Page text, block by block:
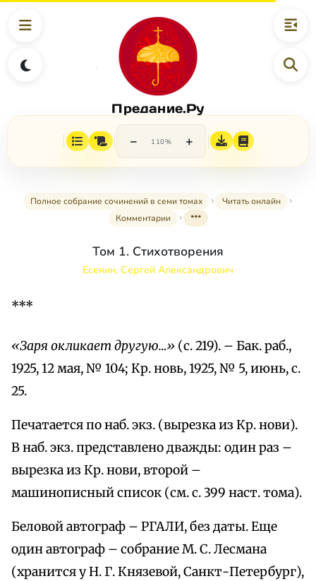
Предание.Ру
− 110% +
Полное собрание сочинений в семи томах
Читать онлайн
Комментарии
***
Том 1. Стихотворения
Есенин, Сергей Александрович
***
«Заря окликает другую…» (с. 219). – Бак. раб.,
1925, 12 мая, № 104; Кр. новь, 1925, № 5, июнь, с.
25.
Печатается по наб. экз. (вырезка из Кр. нови).
В наб. экз. представлено дважды: один раз –
вырезка из Кр. нови, второй –
машинописный список (см. с. 399 наст. тома).
Беловой автограф – РГАЛИ, без даты. Еще
один автограф – собрание М. С. Лесмана
(хранится у Н. Г. Князевой, Санкт-Петербург),